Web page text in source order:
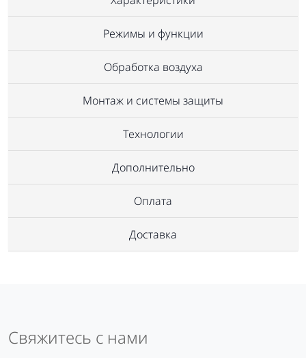
Режимы и функции
Обработка воздуха
Монтаж и системы защиты
Технологии
Дополнительно
Оплата
Доставка
Свяжитесь с нами